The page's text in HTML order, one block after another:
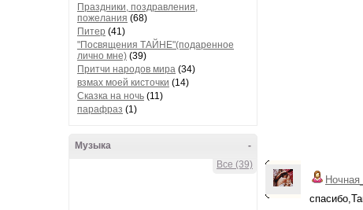
Праздники, поздравления,
пожелания (68)
Питер (41)
"Посвящения ТАЙНЕ"(подаренное
лично мне) (39)
Притчи народов мира (34)
взмах моей кисточки (14)
Сказка на ночь (11)
парафраз (1)
-
Музыка
Все (39)